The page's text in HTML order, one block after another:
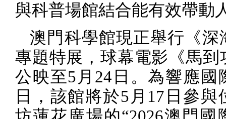
與科普場館結合能有效帶動
澳門科學館現正舉行《深
專題特展，球幕電影《馬到
公映至5 月 24 日。為響應國
日，該館將於5 月 17 日參與